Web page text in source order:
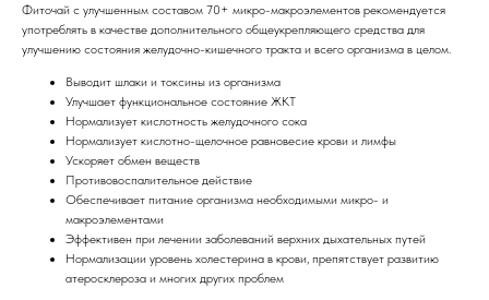
Фиточай с улучшенным составом 70+ микро-макроэлементов рекомендуется
употреблять в качестве дополнительного общеукрепляющего средства для
улучшению состояния желудочно-кишечного тракта и всего организма в целом.
Выводит шлаки и токсины из организма
Улучшает функциональное состояние ЖКТ
Нормализует кислотность желудочного сока
Нормализует кислотно-щелочное равновесие крови и лимфы
Ускоряет обмен веществ
Противовоспалительное действие
Обеспечивает питание организма необходимыми микро- и
макроэлементами
Эффективен при лечении заболеваний верхних дыхательных путей
Нормализации уровень холестерина в крови, препятствует развитию
атеросклероза и многих других проблем